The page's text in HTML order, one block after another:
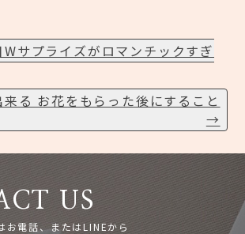
サプライズがロマンチックすぎ
る お花をもらった後にすること
→
US
お電話、またはLINEから